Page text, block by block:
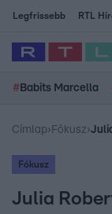
Legfrissebb RTL
# Babits Marcella
Címlap› Fókusz›
Fókusz
Julia